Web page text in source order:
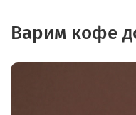
Варим кофе